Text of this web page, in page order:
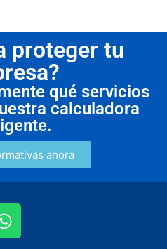
proteger tu
qué servicios
calculadora
ahora